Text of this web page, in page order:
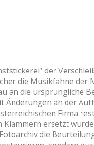
der
die Musikfahne der
an die ursprüngliche
Änderungen an der
Firma
ersetzt
die